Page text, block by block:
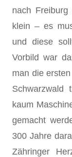
nach
klein – es
und diese
Vorbild war
man die
kaum
gemacht
300 Jahre
Zähringer